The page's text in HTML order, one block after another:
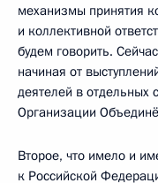
механизмы принятия
и коллективной
будем говорить.
начиная от
деятелей в отдельных
Организации
Второе, что имело и
к Российской